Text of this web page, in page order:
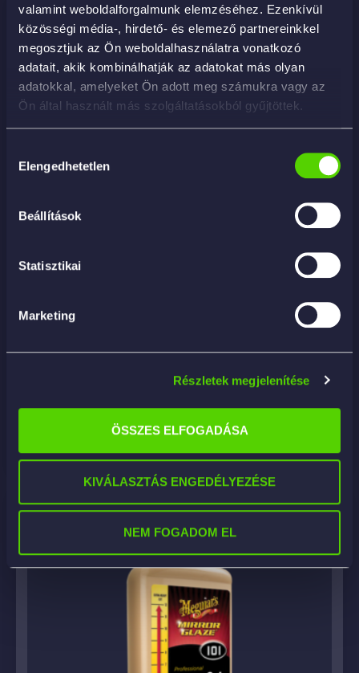
valamint weboldalforgalmunk elemzéséhez. Ezenkívül
közösségi média-, hirdető- és elemező partnereinkkel
megosztjuk az Ön weboldalhasználatra vonatkozó
adatait, akik kombinálhatják az adatokat más olyan
adatokkal, amelyeket Ön adott meg számukra vagy az
Ön által használt más szolgáltatásokból gyűjtöttek.
kiválasztása
Elengedhetetlen
Beállítások
Statisztikai
Marketing
Részletek megjelenítése
ÖSSZES ELFOGADÁSA
KIVÁLASZTÁS ENGEDÉLYEZÉSE
NEM FOGADOM EL
Compound – durva polírpaszta
29 890Ft
KOSÁRBA